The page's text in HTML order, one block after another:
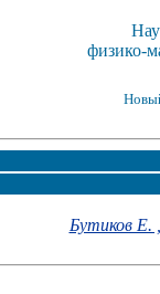
физико-
Бутиков Е. ,